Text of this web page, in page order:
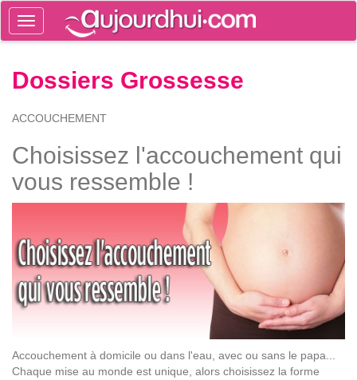
Toggle
navigation
Dossiers Grossesse
ACCOUCHEMENT
Choisissez l'accouchement qui
vous ressemble !
Accouchement à domicile ou dans l'eau, avec ou sans le papa...
Chaque mise au monde est unique, alors choisissez la forme